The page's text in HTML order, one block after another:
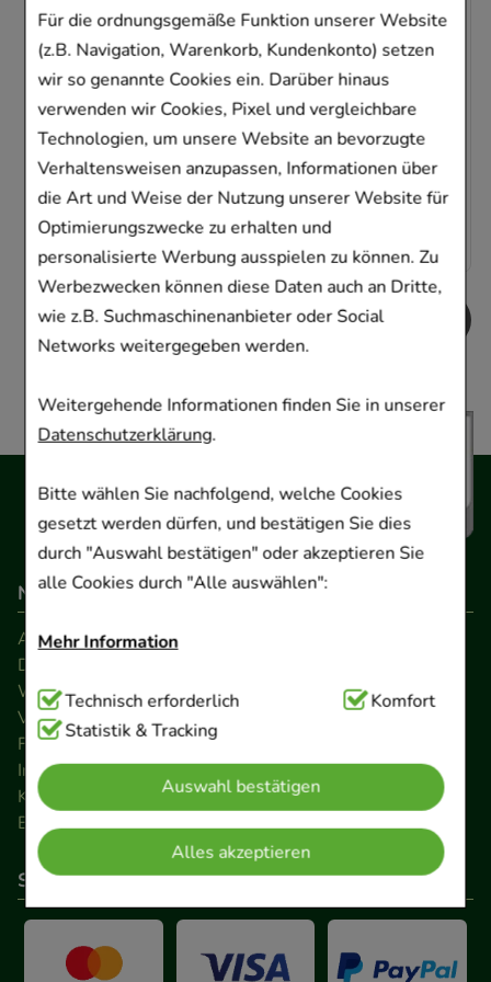
Für die ordnungsgemäße Funktion unserer Website
(z.B. Navigation, Warenkorb, Kundenkonto) setzen
wir so genannte Cookies ein. Darüber hinaus
verwenden wir Cookies, Pixel und vergleichbare
Technologien, um unsere Website an bevorzugte
Verhaltensweisen anzupassen, Informationen über
die Art und Weise der Nutzung unserer Website für
Optimierungszwecke zu erhalten und
personalisierte Werbung ausspielen zu können. Zu
Werbezwecken können diese Daten auch an Dritte,
wie z.B. Suchmaschinenanbieter oder Social
Networks weitergegeben werden.
Weitergehende Informationen finden Sie in unserer
Datenschutzerklärung.
Bitte wählen Sie nachfolgend, welche Cookies
gesetzt werden dürfen, und bestätigen Sie dies
durch "Auswahl bestätigen" oder akzeptieren Sie
alle Cookies durch "Alle auswählen":
Mehr Information
Technisch Notwendig:Hierbei handelt es sich um
Cookies, die für die Grundfunktionen unserer
Website notwendig sind (z.B. Navigation,
Warenkorb, Kundenkonto), weshalb auf diese nicht
verzichtet werden kann.
Komfort:Diese Cookies werden genutzt um das
Einkaufserlebnis noch ansprechender zu gestalten,
Besuchers oder unsere Seite an bevorzugte
Technisch erforderlich
Komfort
Statistik & Tracking
Auswahl bestätigen
Alles akzeptieren
St Pulver zur Herstellung einer Lösung zum
Einnehmen
08875442
Sofort lieferbar
€¹
69,42 €²
pro 1 Stk
AVP
0,05 €
Navigation
AGB
Datenschutz
Widerrufsrecht
Versandkosten
FAQ
Impressum
Kontakt
Barrierefreiheitserklärung
So können Sie bezahlen